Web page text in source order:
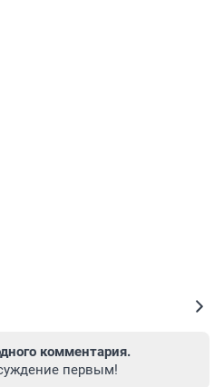
комментария.
первым!